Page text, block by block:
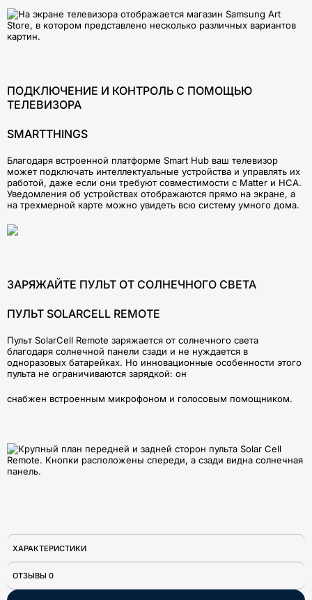
ПОДКЛЮЧЕНИЕ И КОНТРОЛЬ С ПОМОЩЬЮ
ТЕЛЕВИЗОРА
SMARTTHINGS
Благодаря встроенной платформе Smart Hub ваш телевизор
может подключать интеллектуальные устройства и управлять их
работой, даже если они требуют совместимости с Matter и HCA.
Уведомления об устройствах отображаются прямо на экране, а
на трехмерной карте можно увидеть всю систему умного дома.
ЗАРЯЖАЙТЕ ПУЛЬТ ОТ СОЛНЕЧНОГО СВЕТА
ПУЛЬТ SOLARCELL REMOTE
Пульт SolarCell Remote заряжается от солнечного света
благодаря солнечной панели сзади и не нуждается в
одноразовых батарейках. Но инновационные особенности этого
пульта не ограничиваются зарядкой: он
снабжен встроенным микрофоном и голосовым помощником.
ХАРАКТЕРИСТИКИ
ОТЗЫВЫ 0